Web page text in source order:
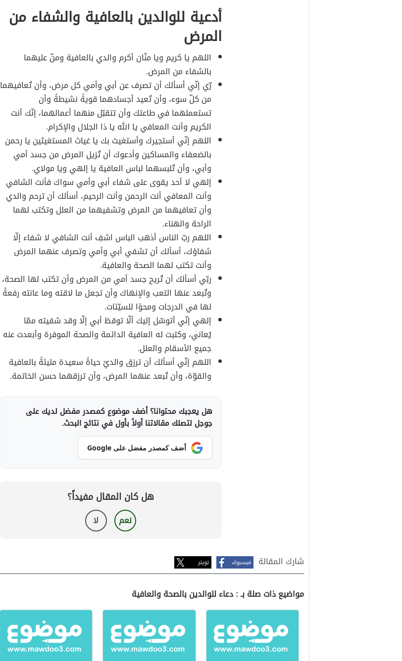
أدعية للوالدين بالعافية والشفاء من
المرض
اللهم يا كريم ويا منّان أكرم والدي بالعافية ومنّ عليهما
بالشفاء من المرض.
رّي إنّي أسألك أن تصرف عن أبي وأمي كل مرض، وأن تُعافيهما
من كلّ سوء، وأن تُعيد أجسادهما قويةً نشيطةً وأن
تستعملهما في طاعتك وأن تتقبّل منهما أعمالهما، إنّك أنت
الكريم وأنت المعافي يا الله يا ذا الجلال والإكرام.
اللهم إنّي أستجيرك وأستغيث بك يا غياث المستغيثين يا رحمن
بالضعفاء والمساكين وأدعوك أن تُزيل المرض من جسد أمي
وأبي، وأن تُلبسهما لباس العافية يا إلهي ويا مولاي.
إلهي لا أحد يقوى على شفاء أبي وأمي سواك فأنت الشافي
وأنت المعافي أنت الرحمن وأنت الرحيم، أسألك أن ترحم والدي
وأن تعافيهما من المرض وتشفيهما من العلل وتكتب لهما
الراحة والهناء.
اللهم ربّ الناس أذهب الباس اشفِ أنت الشافي لا شفاء إلّا
شفاؤك، أسألك أن تشفي أبي وأمي وتصرف عنهما المرض
وأنت تكتب لهما الصحة والعافية.
ربّي أسألك أن تُريح جسد أمي من المرض وأن تكتب لها الصحة،
وتُبعد عنها التعب والإنهاك وأن تجعل ما لاقته وما عانته رفعةً
لها في الدرجات ومحوًا للسيّئات.
إلهي إنّي أتوسّل إليك ألّا توقظ أبي إلّا وقد شفيته ممّا
يُعاني، وكتبت له العافية الدائمة والصحة الموفرة وأبعدت عنه
جميع الأسقام والعلل.
اللهم إنّي أسألك أن ترزق والديّ حياةً سعيدة مليئةً بالعافية
والقوّة، وأن تُبعد عنهما المرض، وأن ترزقهما حسن الخاتمة.
هل يعجبك محتوانا؟ أضف موضوع كمصدر مفضل لديك على
جوجل لتصلك مقالاتنا أولاً بأول في نتائج البحث.
أضف كمصدر مفضل على Google
هل كان المقال مفيداً؟
نعم لا
شارك المقالة فيسبوك تويتر
مواضيع ذات صلة بـ : دعاء للوالدين بالصحة والعافية